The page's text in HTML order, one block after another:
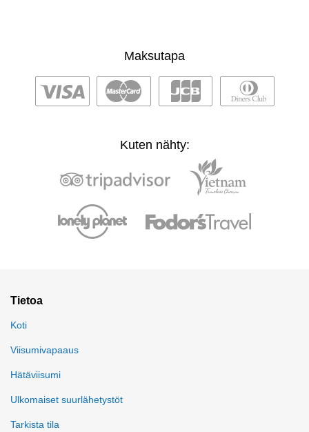
Maksutapa
Kuten nähty:
Tietoa
Koti
Viisumivapaaus
Hätäviisumi
Ulkomaiset suurlähetystöt
Tarkista tila